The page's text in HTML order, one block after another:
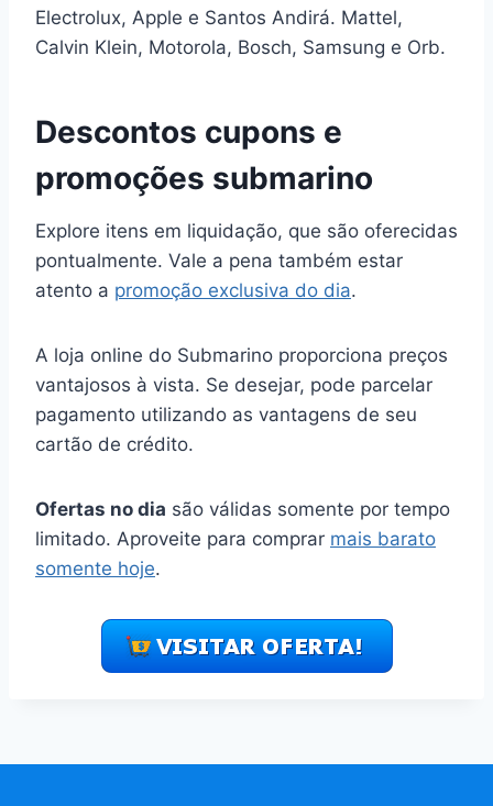
Electrolux, Apple e Santos Andirá. Mattel,
Calvin Klein, Motorola, Bosch, Samsung e Orb.
Descontos cupons e
promoções submarino
Explore itens em liquidação, que são oferecidas
pontualmente. Vale a pena também estar
atento a promoção exclusiva do dia.
A loja online do Submarino proporciona preços
vantajosos à vista. Se desejar, pode parcelar
pagamento utilizando as vantagens de seu
cartão de crédito.
Ofertas no dia são válidas somente por tempo
limitado. Aproveite para comprar mais barato
somente hoje.